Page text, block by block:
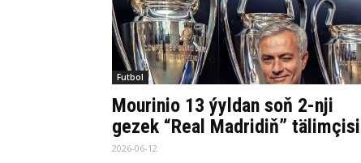
Futbol
Mourinio 13 ýyldan soň 2-nji
gezek “Real Madridiň” tälimçisi
2026-06-12